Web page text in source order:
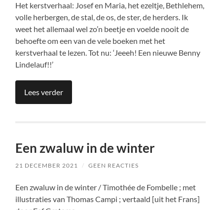
Het kerstverhaal: Josef en Maria, het ezeltje, Bethlehem,
volle herbergen, de stal, de os, de ster, de herders. Ik
weet het allemaal wel zo’n beetje en voelde nooit de
behoefte om een van de vele boeken met het
kerstverhaal te lezen. Tot nu: ‘Jeeeh! Een nieuwe Benny
Lindelauf!!’
Lees verder
Een zwaluw in de winter
21 DECEMBER 2021 / GEEN REACTIES
Een zwaluw in de winter / Timothée de Fombelle ; met
illustraties van Thomas Campi ; vertaald [uit het Frans]